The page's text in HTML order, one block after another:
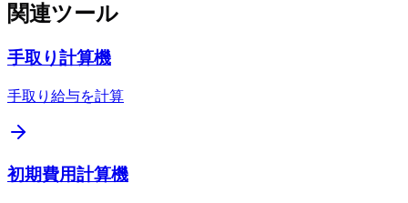
関連ツール
手取り計算機
手取り給与を計算
初期費用計算機